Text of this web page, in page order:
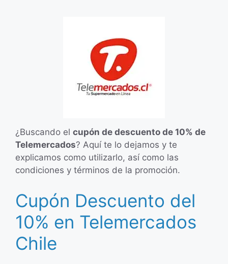
¿Buscando el cupón de descuento de 10% de
Telemercados? Aquí te lo dejamos y te
explicamos como utilizarlo, así como las
condiciones y términos de la promoción.
Cupón Descuento del
10% en Telemercados
Chile